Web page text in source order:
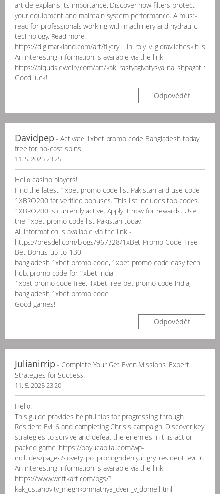
article explains its importance. Discover how filters protect
your equipment and maintain system performance. A must-
read for professionals working with machinery and hydraulic
technology. Read more:
https://digimarkland.com/art/
An interesting information is available via the link -
https://alqudsjewelry.com/art/
Good luck!
Odpovědět
Davidpep - Activate 1xbet promo code Bangladesh today
free for no-cost spins
11. 5. 2025 23:25
Hello casino players!
Find the latest 1xbet promo code list Pakistan and use code
1XBRO200 for verified bonuses. This list includes top codes.
1XBRO200 is currently active. Apply it now for rewards. Use
the 1xbet promo code list Pakistan today.
All information is available via the link -
https://bresdel.com/blogs/967328/1xBet-Promo-Code-Free-
Bet-Bonus-up-to-130
bangladesh 1xbet promo code, 1xbet promo code easy tech
hub, promo code for 1xbet india
1xbet promo code free, 1xbet free bet promo code india,
bangladesh 1xbet promo code
Good games!
Odpovědět
Julianirrip - Complete Your Get Even Missions: Expert
Strategies for Success!
11. 5. 2025 23:20
Hello!
This guide provides helpful tips for progressing through
Resident Evil 6 and completing Chris's campaign. Discover key
strategies to survive and defeat the enemies in this action-
packed game. https://boyucapital.com/wp-
includes/pages/
An interesting information is available via the link -
https://www.weftkart.com/pgs/?
kak_ustanovity_meghkomnatnye_dveri_v_dome.html